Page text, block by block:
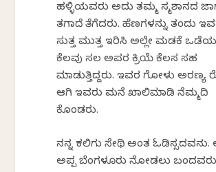
ಹಳ್ಳಿಯವರು ಅದು ತಮ್ಮ ಸ್ಮಶಾನದ
ತಗಾದೆ ತೆಗೆದರು. ಹೆಣಗಳನ್ನು ತಂದು
ಸುತ್ತ ಮುತ್ತ ಇರಿಸಿ ಅಲ್ಲೇ ಮಡಕೆ
ಕೆಲವು ಸಲ ಅಪರ ಕ್ರಿಯೆ ಕೆಲಸ ಸಹ
ಮಾಡುತ್ತಿದ್ದರು. ಇವರ ಗೋಳು ಅರಣ್ಯ
ಆಗಿ ಇವರು ಮನೆ ಖಾಲಿಮಾಡಿ ನೆಮ್ಮದಿ
ಕೊಂಡರು.
ನನ್ನ ಕಲಿಗು ಸೇಥಿ ಅಂತ
ಅಪ್ಪ ಬೆಂಗಳೂರು ನೋಡಲು ಬಂದವರು